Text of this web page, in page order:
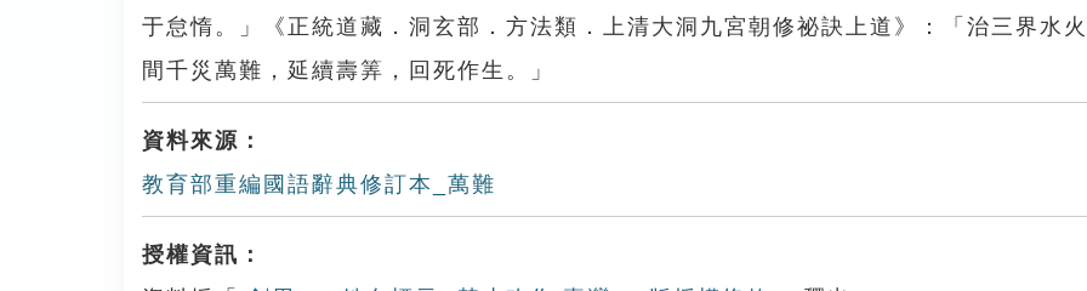
于怠惰。」《正統道藏．洞玄部．方法類．上清大洞九宮朝修祕訣上道》：「治三界水
間千災萬難，延續壽筭，回死作生。」
資料來源：
教育部重編國語辭典修訂本_萬難
授權資訊：